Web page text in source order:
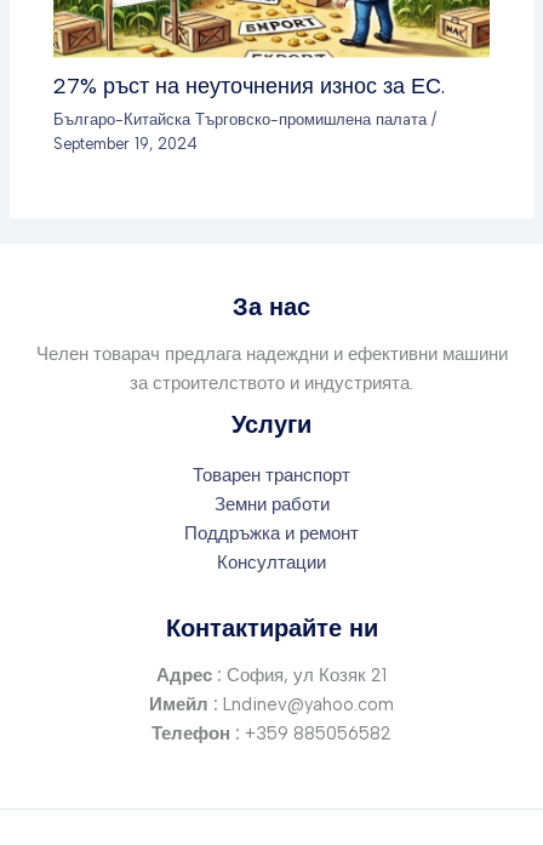
27% ръст на неуточнения износ за ЕС.
Българо-Китайска Търговско-промишлена палaта/
September 19, 2024
За нас
Челен товарач предлага надеждни и ефективни машини
за строителството и индустрията.
Услуги
Товарен транспорт
Земни работи
Поддръжка и ремонт
Консултации
Контактирайте ни
Адрес : София, ул Козяк 21
Имейл : Lndinev@yahoo.com
Телефон : +359 885056582